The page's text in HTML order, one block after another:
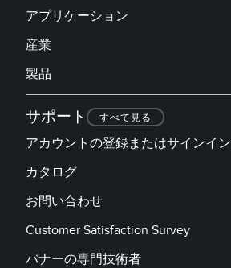
アプリケーション
産業
製品
サポート すべて見る
アカウントの登録またはサインイン
カタログ
お問い合わせ
Customer Satisfaction Survey
バナーの専門技術者